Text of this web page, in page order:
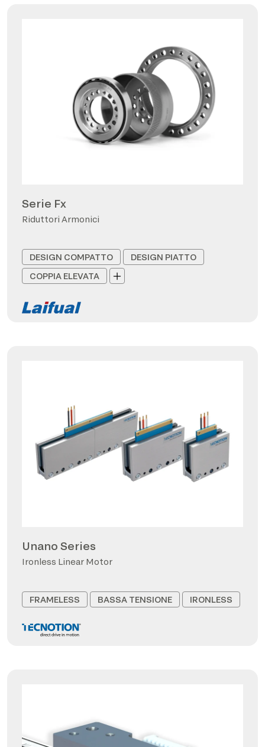
Serie Fx
Riduttori Armonici
DESIGN COMPATTO
DESIGN PIATTO
COPPIA ELEVATA
Unano Series
Ironless Linear Motor
FRAMELESS BASSA TENSIONE IRONLESS